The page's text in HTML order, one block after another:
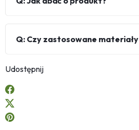
Q: Czy zastosowane
Udostępnij